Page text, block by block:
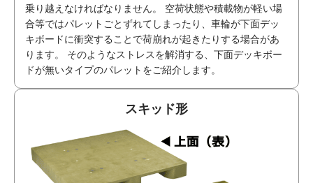
乗り越えなければなりません。 空荷状態や積載物が軽い場
合等ではパレットごとずれてしまったり、車輪が下面デッ
キボードに衝突することで荷崩れが起きたりする場合があ
ります。 そのようなストレスを解消する、下面デッキボー
ドが無いタイプのパレットをご紹介します。
スキッド形